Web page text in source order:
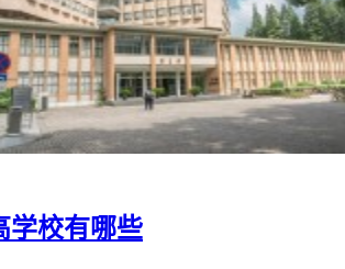
学校有哪些